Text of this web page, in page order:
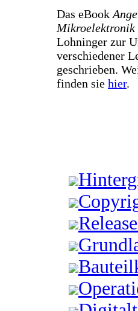
Das eBook
Mikroelektronik
Lohninger zur
verschiedener
geschrieben.
finden sie hier.